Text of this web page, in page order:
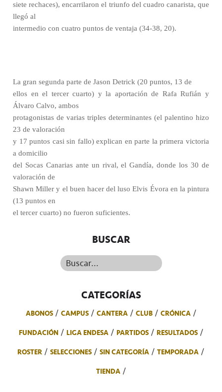
siete rechaces), encarrilaron el triunfo del cuadro canarista, que
llegó al
intermedio con cuatro puntos de ventaja (34-38, 20).
La gran segunda parte de Jason Detrick (20 puntos, 13 de
ellos en el tercer cuarto) y la aportación de Rafa Rufián y
Álvaro Calvo, ambos
protagonistas de varias triples determinantes (el palentino hizo
23 de valoración
y 17 puntos casi sin fallo) explican en parte la primera victoria
a domicilio
del Socas Canarias ante un rival, el Gandía, donde los 30 de
valoración de
Shawn Miller y el buen hacer del luso Elvis Évora en la pintura
(13 puntos en
el tercer cuarto) no fueron suficientes.
BUSCAR
Buscar...
CATEGORÍAS
ABONOS CAMPUS CANTERA CLUB
CRÓNICA
FUNDACIÓN
LIGA ENDESA PARTIDOS
RESULTADOS
ROSTER
SELECCIONES SIN CATEGORÍA
TEMPORADA
TIENDA